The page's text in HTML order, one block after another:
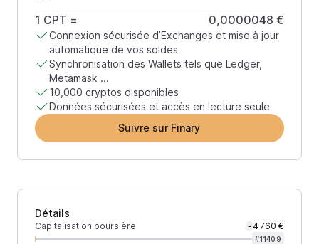
1 CPT = 0,0000048 €
Connexion sécurisée d’Exchanges et mise à jour
automatique de vos soldes
Synchronisation des Wallets tels que Ledger,
Metamask ...
10,000 cryptos disponibles
Données sécurisées et accès en lecture seule
Suivre sur Finary
Détails
Capitalisation boursière - 4 760 €
#11409